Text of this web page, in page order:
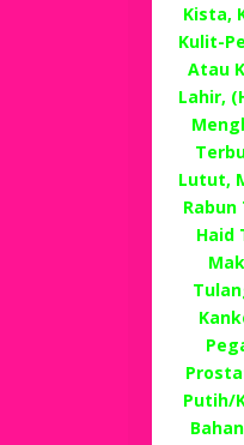
Kista,
Kulit-
Atau
Lahir,
Lutut,
Haid
Putih/